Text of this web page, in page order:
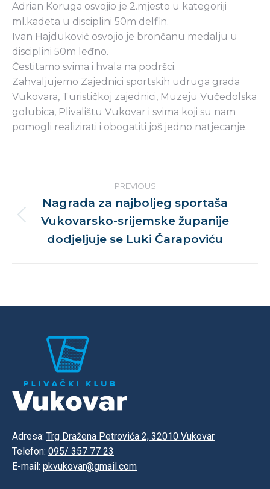
Adrian Koruga osvojio je 2.mjesto u kategoriji
ml.kadeta u disciplini 50m delfin.
Ivan Hajduković osvojio je brončanu medalju u
disciplini 50m leđno.
Čestitamo svima i hvala na podršci.
Zahvaljujemo Zajednici sportskih udruga grada
Vukovara, Turističkoj zajednici, Muzeju Vučedolska
golubica, Plivalištu Vukovar i svima koji su nam
pomogli realizirati i obogatiti još jedno natjecanje.
navigation
PREVIOUS
Previous
post:
Nagrada za najboljeg sportaša
Vukovarsko-srijemske županije
dodjeljuje se Luki Čarapoviću
Adresa: Trg Dražena Petrovića 2, 32010 Vukovar
Telefon: 095/ 357 77 23
E-mail: pkvukovar@gmail.com